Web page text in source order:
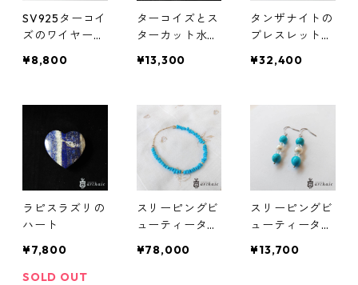
SV925ターコイ
ズのワイヤーブ
mm）
¥8,800
ターコイズとス
ターカット水晶
スレット
¥13,300
タンザナイトの
ブレスレット
¥32,400
ラピスラズリの
ハート
¥7,800
SOLD OUT
スリーピングビ
ューティーター
ットブレスレッ
¥78,000
スリーピングビ
ューティーター
ールのフックピ
¥13,700